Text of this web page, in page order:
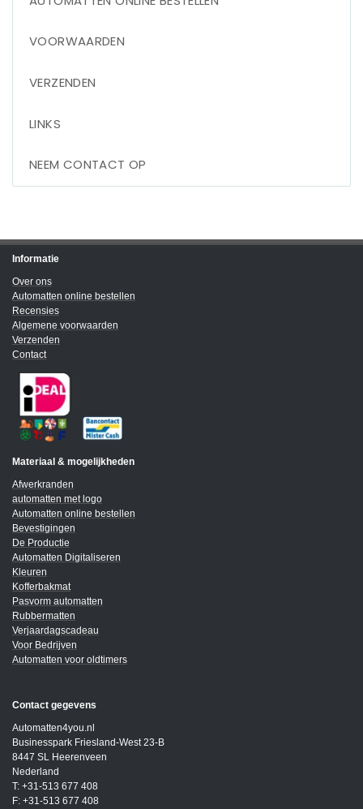
VOORWAARDEN
VERZENDEN
LINKS
NEEM CONTACT OP
Informatie
Over ons
Automatten online bestellen
Recensies
Algemene voorwaarden
Verzenden
Contact
Materiaal & mogelijkheden
Afwerkranden
automatten met logo
Automatten online bestellen
Bevestigingen
De Productie
Automatten Digitaliseren
Kleuren
Kofferbakmat
Pasvorm automatten
Rubbermatten
Verjaardagscadeau
Voor Bedrijven
Automatten voor oldtimers
Contact gegevens
Automatten4you.nl
Businesspark Friesland-West 23-B
8447 SL Heerenveen
Nederland
T: +31-513 677 408
F: +31-513 677 408